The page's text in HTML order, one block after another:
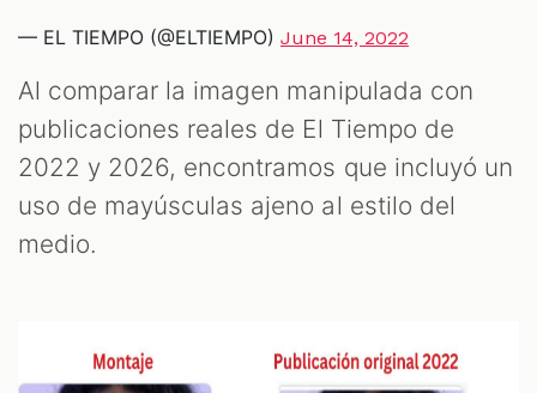
— EL TIEMPO (@ELTIEMPO) June 14, 2022
Al comparar la imagen manipulada con
publicaciones reales de El Tiempo de
2022 y 2026, encontramos que incluyó un
uso de mayúsculas ajeno al estilo del
medio.